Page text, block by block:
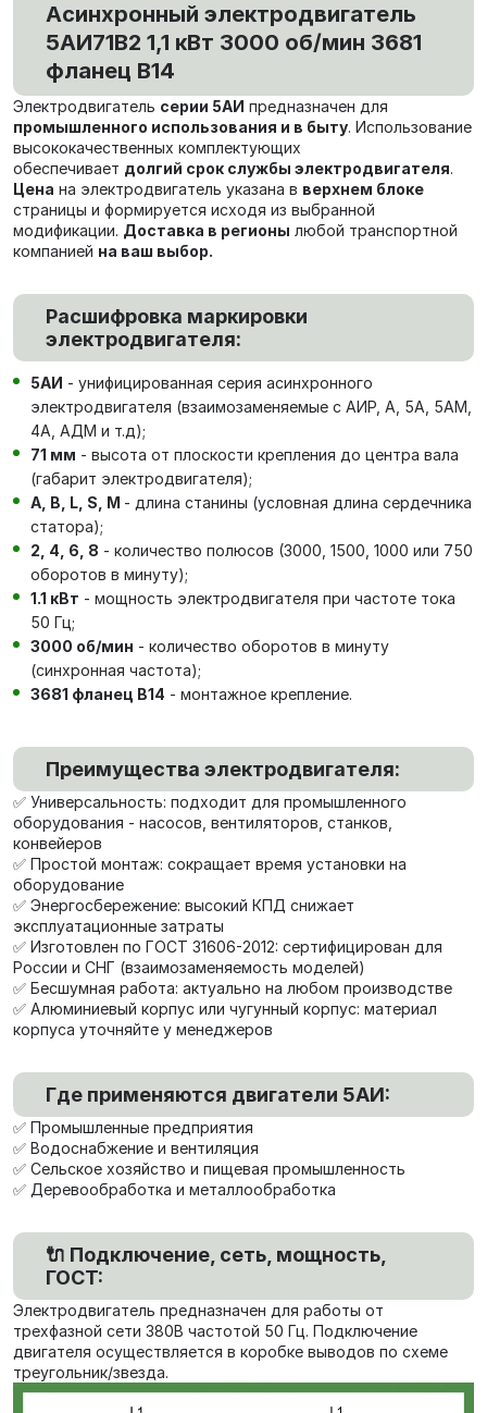
Асинхронный электродвигатель
5АИ71В2 1,1 кВт 3000 об/мин 3681
фланец В14
Электродвигатель серии 5АИ предназначен для
промышленного использования и в быту. Использование
высококачественных комплектующих
обеспечивает долгий срок службы электродвигателя.
Цена на электродвигатель указана в верхнем блоке
страницы и формируется исходя из выбранной
модификации. Доставка в регионы любой транспортной
компанией на ваш выбор.
Расшифровка маркировки
электродвигателя:
5АИ - унифицированная серия асинхронного
электродвигателя (взаимозаменяемые с АИР, А, 5А, 5АМ,
4А, АДМ и т.д);
71 мм - высота от плоскости крепления до центра вала
(габарит электродвигателя);
А, В, L, S, М - длина станины (условная длина сердечника
статора);
2, 4, 6, 8 - количество полюсов (3000, 1500, 1000 или 750
оборотов в минуту);
1.1 кВт - мощность электродвигателя при частоте тока
50 Гц;
3000 об/мин - количество оборотов в минуту
(синхронная частота);
3681 фланец В14 - монтажное крепление.
Преимущества электродвигателя:
✅ Универсальность: подходит для промышленного
оборудования - насосов, вентиляторов, станков,
конвейеров
✅ Простой монтаж: сокращает время установки на
оборудование
✅ Энергосбережение: высокий КПД снижает
эксплуатационные затраты
✅ Изготовлен по ГОСТ 31606-2012: сертифицирован для
России и СНГ (взаимозаменяемость моделей)
✅ Бесшумная работа: актуально на любом производстве
✅ Алюминиевый корпус или чугунный корпус: материал
корпуса уточняйте у менеджеров
Где применяются двигатели 5АИ:
✅ Промышленные предприятия
✅ Водоснабжение и вентиляция
✅ Сельское хозяйство и пищевая промышленность
✅ Деревообработка и металлообработка
🔌 Подключение, сеть, мощность,
ГОСТ:
Электродвигатель предназначен для работы от
трехфазной сети 380В частотой 50 Гц. Подключение
двигателя осуществляется в коробке выводов по схеме
треугольник/звезда.